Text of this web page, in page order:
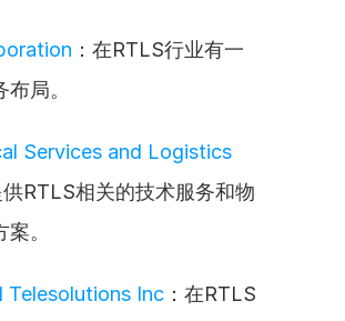
：在RTLS行业有一
局。
Services and Logistics
供RTLS相关的技术服务和物
。
Telesolutions Inc ：在RTLS